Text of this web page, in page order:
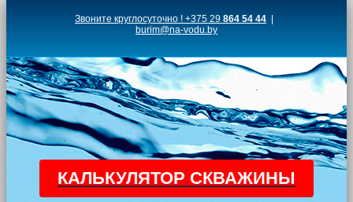
content
Звоните круглосуточно ! +375 29 864 54 44
burim@na-vodu.by
КАЛЬКУЛЯТОР СКВАЖИНЫ